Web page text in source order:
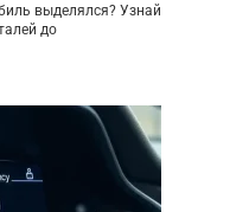
выделялся? Узнай
до